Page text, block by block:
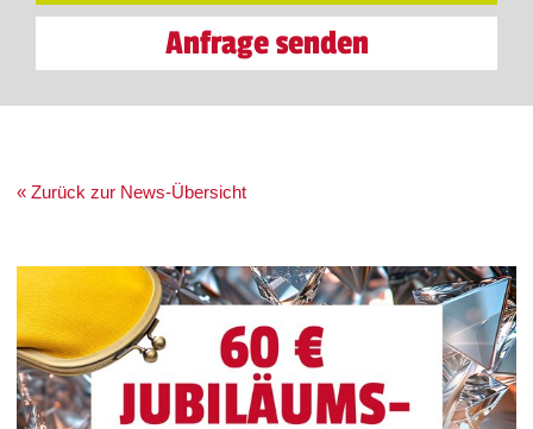
Anfrage senden
« Zurück zur News-Übersicht